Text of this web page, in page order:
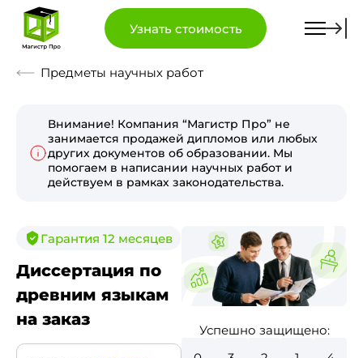
Узнать стоимость
Предметы научных работ
Внимание! Компания “Магистр Про” не
занимается продажей дипломов или любых
других документов об образовании. Мы
помогаем в написании научных работ и
действуем в рамках законодательства.
Гарантия 12 месяцев
Диссертация по
древним языкам
на заказ
Успешно защищено: